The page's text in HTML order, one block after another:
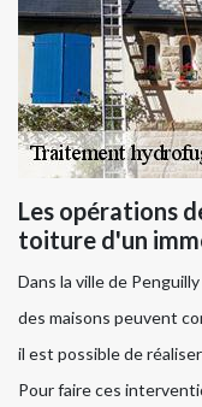
Les opérations
toiture d'un
Dans la ville de
des maisons peuvent
il est possible de
Pour faire ces